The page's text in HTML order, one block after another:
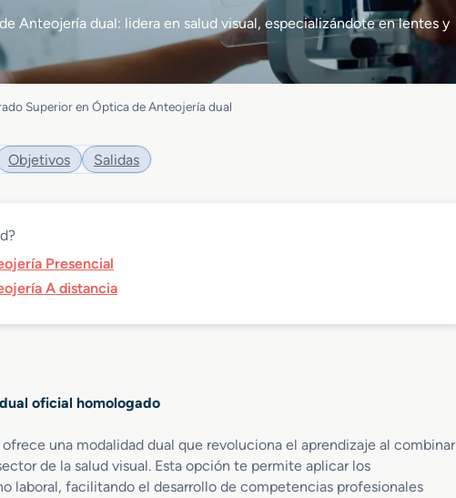
Anteojería dual: lidera en salud visual, especializándote en lentes y
Superior en Óptica de Anteojería dual
Objetivos Salidas
Presencial
A distancia
oficial homologado
una modalidad dual que revoluciona el aprendizaje al combinar
de la salud visual. Esta opción te permite aplicar los
laboral, facilitando el desarrollo de competencias profesionales